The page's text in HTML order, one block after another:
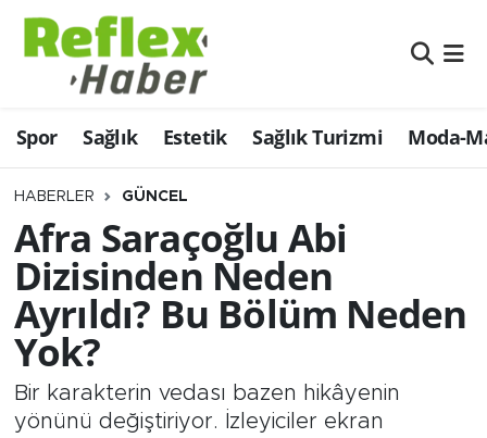
Spor Sağlık Estetik Sağlık Turizmi Moda-
HABERLER GÜNCEL
Afra Saraçoğlu Abi
Dizisinden Neden
Ayrıldı? Bu Bölüm Neden
Yok?
Bir karakterin vedası bazen hikâyenin
yönünü değiştiriyor. İzleyiciler ekran
Eğitim
Estetik
Firmalardan
Güncel
İş ve Ekonomi
Moda-Magazin-Eğlence
Sağlık
Nöbetçi Eczaneler
Hava Durumu
Namaz Vakitleri
Trafik Durumu
Şampiyonlar Ligi Puan Durumu ve Fikstür
Tüm Manşetler
Son Dakika Haberleri